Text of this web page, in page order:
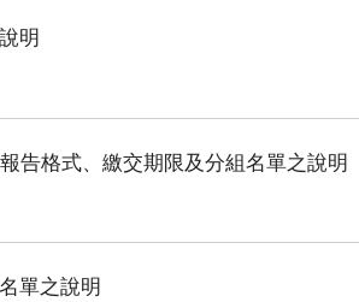
明
告格式、繳交期限及分組名單之說明
單之說明